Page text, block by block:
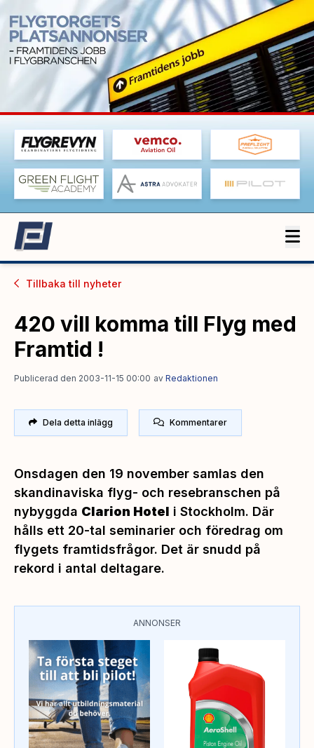
Tillbaka till nyheter
420 vill komma till Flyg med
Framtid !
Publicerad den 2003-11-15 00:00 av Redaktionen
Dela detta inlägg Kommentarer
Onsdagen den 19 november samlas den
skandinaviska flyg- och resebranschen på
nybyggda Clarion Hotel i Stockholm. Där
hålls ett 20-tal seminarier och föredrag om
flygets framtidsfrågor. Det är snudd på
rekord i antal deltagare.
ANNONSER